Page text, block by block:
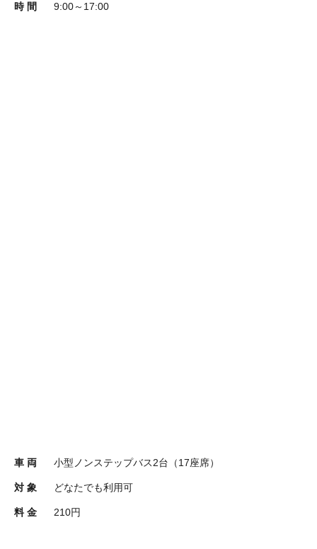
時 間 9:00～17:00
車 両 小型ノンステップバス2台（17座席）
対 象 どなたでも利用可
料 金 210円